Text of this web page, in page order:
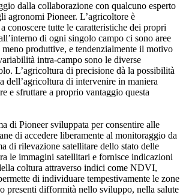
dalla collaborazione con qualcuno esperto
agronomi Pioneer. L’agricoltore è
conoscere tutte le caratteristiche dei propri
di ogni singolo campo ci sono aree
produttive, e tendenzialmente il motivo
intra-campo sono le diverse
L’agricoltura di precisione dà la possibilità
dell’agricoltura di intervenire in maniera
e sfruttare a proprio vantaggio questa
di Pioneer sviluppata per consentire alle
di accedere liberamente al monitoraggio da
di rilevazione satellitare dello stato delle
le immagini satellitari e fornisce indicazioni
coltura attraverso indici come NDVI,
di individuare tempestivamente le zone
presenti difformità nello sviluppo, nella salute